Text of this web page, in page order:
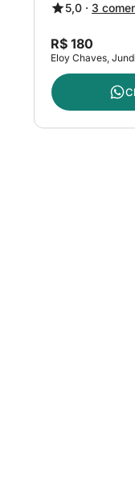
5,0 · 3
R$ 180
Eloy Chaves,